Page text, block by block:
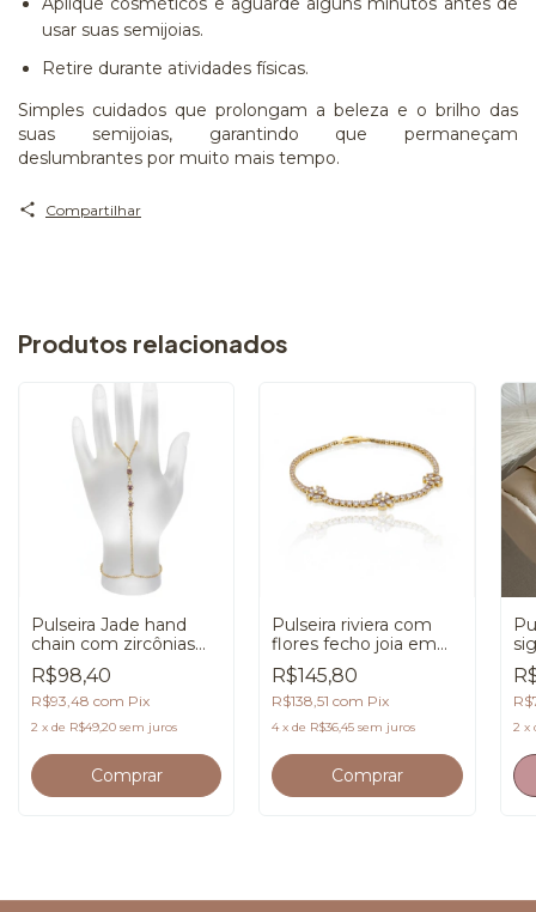
usar suas semijoias.
Retire durante atividades físicas.
Simples cuidados que prolongam a beleza e o brilho das
suas semijoias, garantindo que permaneçam
deslumbrantes por muito mais tempo.
Compartilhar
Produtos relacionados
Pulseira Jade hand
chain com zircônias
em banho de Ouro
18K
R$98,40
R$93,48 com Pix
2 x de R$49,20 sem juros
Pulseira riviera com
flores fecho joia em
banho de Ouro 18K
R$145,80
R$138,51com Pix
4 xde R$36,45 sem juros 2 x